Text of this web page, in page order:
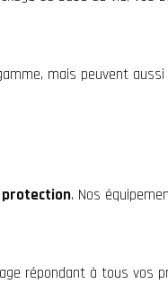
mais peuvent
. Nos
répondant à tous vos